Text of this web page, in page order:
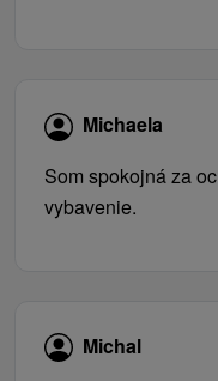
Michaela
Som spokojná za
vybavenie.
Michal